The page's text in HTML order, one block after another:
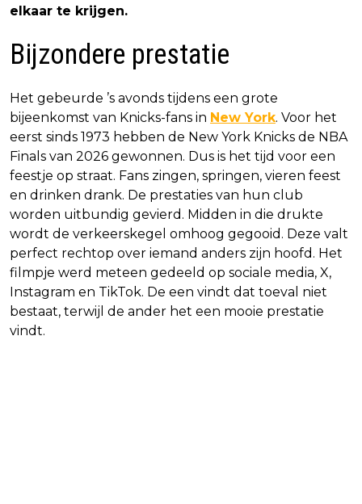
elkaar te krijgen.
Bijzondere prestatie
Het gebeurde ’s avonds tijdens een grote
bijeenkomst van Knicks-fans in New York. Voor het
eerst sinds 1973 hebben de New York Knicks de NBA
Finals van 2026 gewonnen. Dus is het tijd voor een
feestje op straat. Fans zingen, springen, vieren feest
en drinken drank. De prestaties van hun club
worden uitbundig gevierd. Midden in die drukte
wordt de verkeerskegel omhoog gegooid. Deze valt
perfect rechtop over iemand anders zijn hoofd. Het
filmpje werd meteen gedeeld op sociale media, X,
Instagram en TikTok. De een vindt dat toeval niet
bestaat, terwijl de ander het een mooie prestatie
vindt.